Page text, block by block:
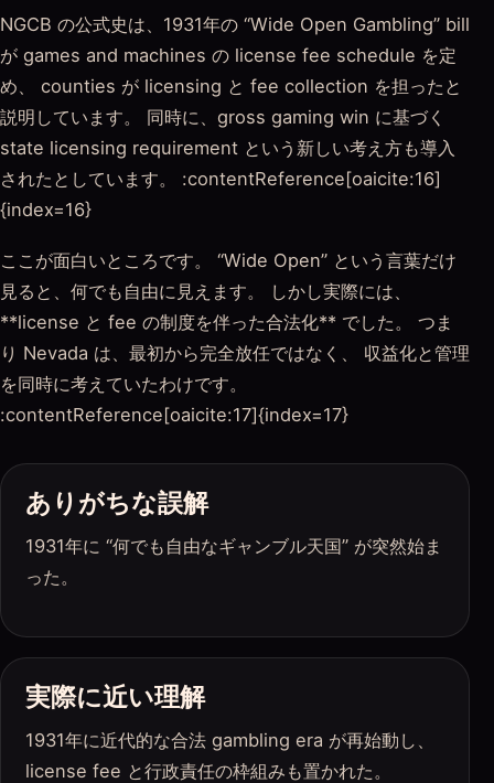
NGCB の公式史は、1931年の “Wide Open Gambling” bill
が games and machines の license fee schedule を定
め、 counties が licensing と fee collection を担ったと
説明しています。 同時に、gross gaming win に基づく
state licensing requirement という新しい考え方も導入
されたとしています。 :contentReference[oaicite:16]
{index=16}
ここが面白いところです。 “Wide Open” という言葉だけ
見ると、何でも自由に見えます。 しかし実際には、
**license と fee の制度を伴った合法化** でした。 つま
り Nevada は、最初から完全放任ではなく、 収益化と管理
を同時に考えていたわけです。
:contentReference[oaicite:17]{index=17}
ありがちな誤解
1931年に “何でも自由なギャンブル天国” が突然始ま
った。
実際に近い理解
1931年に近代的な合法 gambling era が再始動し、
license fee と行政責任の枠組みも置かれた。